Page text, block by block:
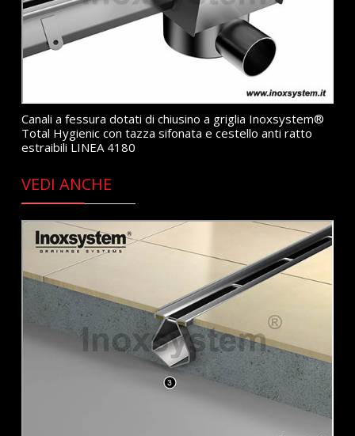
Canali a fessura dotati di chiusino a griglia Inoxsystem®
Total Hygienic con tazza sifonata e cestello anti ratto
estraibili LINEA 4180
VEDI ANCHE